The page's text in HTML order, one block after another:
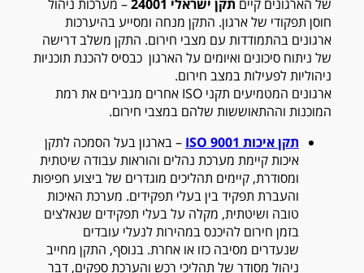
של הארגונים קיים תקן ישראלי 24001
– מערכות ניהול
חוסן תפקודי של ארגון. התקן מנחה ומסייע בהיערכות
ארגונים בהתמודדות עם מצבי חירום. התקן משלב דרישה
של ניתוח סיכונים ואיומים על הארגון כבסיס להכנת תוכניות
ניהוליות לפעילות במצב חירום.
ארגונים המטמיעים תקני ISO אחרים מגבירים את רמת
המוכנות וההתאוששות שלהם במצבי חירום.
תקן איכות 9001
ISO – בארגון בעל הסמכה לתקן
איכות קיימת מערכת נהלים והוראות עבודה שיטתית
ומסודרת, קיימים תהליכים מוגדרים של ביצוע חפיפות
והעברת תפקיד בין בעלי תפקידים. מערכת האיכות
טובה ושיטתית, מקלה על בעלי תפקידים שנאלצים
בזמן חירום להיכנס במהירות לנעלי עובדים
שנעדרים מסיבה כזו או אחרת. בנוסף, התקן מחייב
ניהול מסודר של תהליכי רכש והערכת ספקים, דבר